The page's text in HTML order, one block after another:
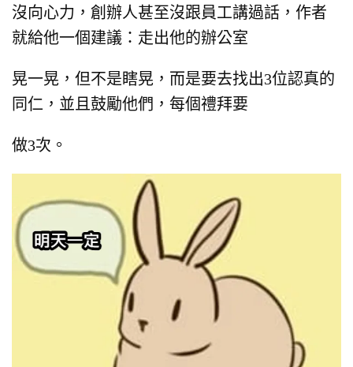
沒向心力， 創辦人甚至沒跟員工講過話， 作者
就給他一個建議： 走出他的辦公室
晃一晃，但不是瞎晃， 而是要去找出3位認真的
同仁，並且鼓勵他們， 每個禮拜要
做3次。